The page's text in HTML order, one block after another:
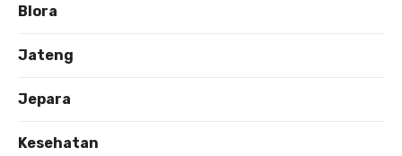
Blora
Jateng
Jepara
Kesehatan